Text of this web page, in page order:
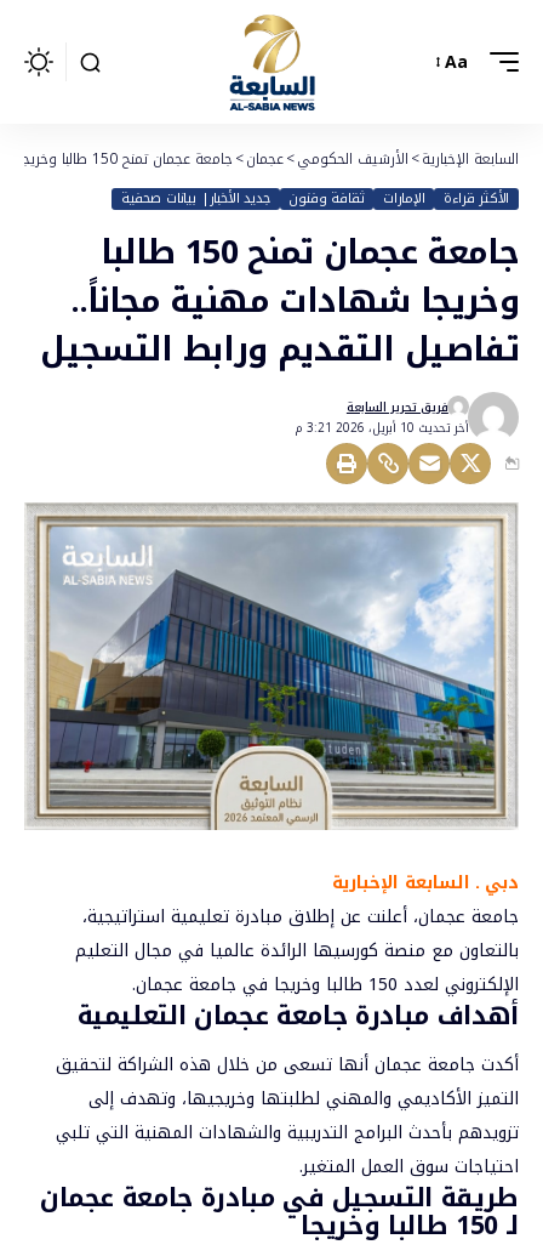
Aa
السابعة الإخبارية>الأرشيف الحكومي>عجمان>جامعة عجمان تمنح 150 طالبا وخريجا شهادات مهنية مجاناً.. تفاصيل التقديم ورابط التسجيل
الأكثر قراءة الإمارات ثقافة وفنون جديد الأخبار| بيانات صحفية
جامعة عجمان تمنح 150 طالبا
وخريجا شهادات مهنية مجاناً..
تفاصيل التقديم ورابط التسجيل
أخر تحديث 10 أبريل، 2026 3:21 م
فريق تحرير السابعة
دبي ـ السابعة الإخبارية
جامعة عجمان، أعلنت عن إطلاق مبادرة تعليمية استراتيجية،
بالتعاون مع منصة كورسيها الرائدة عالميا في مجال التعليم
الإلكتروني لعدد 150 طالبا وخريجا في
جامعة عجمان.
أهداف مبادرة جامعة عجمان التعليمية
أكدت جامعة عجمان أنها تسعى من خلال هذه الشراكة لتحقيق
التميز الأكاديمي والمهني لطلبتها وخريجيها، وتهدف إلى
تزويدهم بأحدث البرامج التدريبية والشهادات المهنية التي تلبي
احتياجات سوق العمل المتغير.
طريقة التسجيل في مبادرة جامعة عجمان
لـ 150 طالبا وخريجا